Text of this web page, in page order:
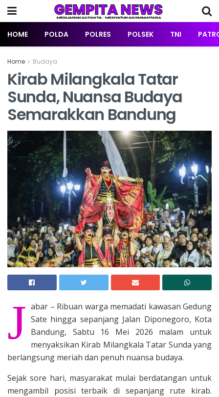
HOME POLDA POLRES POLSEK TNI
Home Budaya
Kirab Milangkala Tatar
Sunda, Nuansa Budaya
Semarakkan Bandung
J abar – Ribuan warga memadati kawasan Gedung
Sate hingga sepanjang Jalan Diponegoro, Kota
Bandung, Sabtu 16 Mei 2026 malam untuk
menyaksikan Kirab Milangkala Tatar Sunda yang
berlangsung meriah dan penuh nuansa budaya.
Sejak sore hari, masyarakat mulai berdatangan untuk
mengambil posisi terbaik di sepanjang rute kirab.